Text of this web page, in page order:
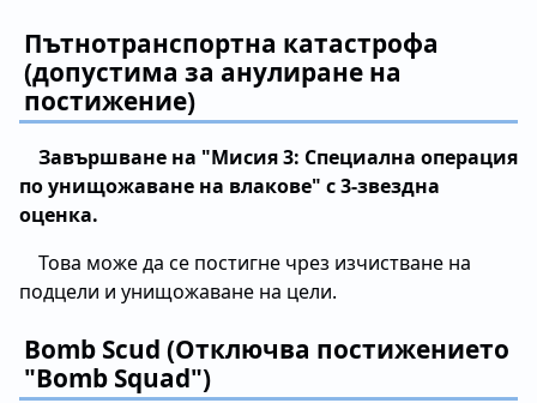
Пътнотранспортна катастрофа
(допустима за анулиране на
постижение)
Завършване на "Мисия 3: Специална операция
по унищожаване на влакове" с 3-звездна
оценка.
Това може да се постигне чрез изчистване на
подцели и унищожаване на цели.
Bomb Scud (Отключва постижението
"Bomb Squad")